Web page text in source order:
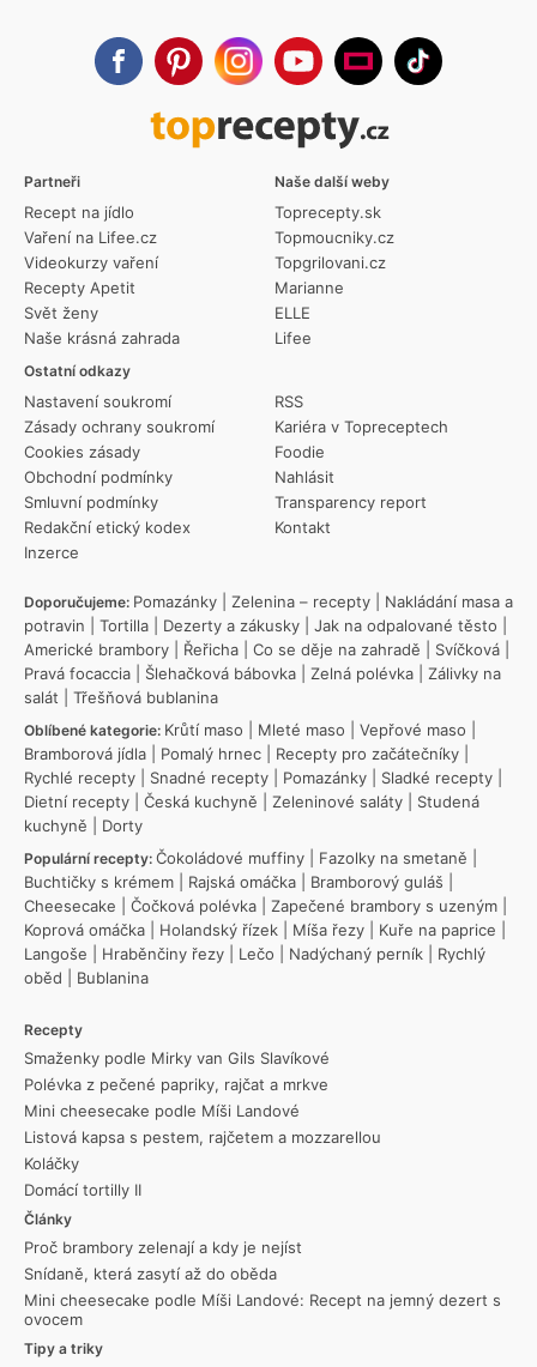
Partneři
Recept na jídlo
Vaření na Lifee.cz
Videokurzy vaření
Recepty Apetit
Svět ženy
Naše krásná zahrada
Ostatní odkazy
Nastavení soukromí
Zásady ochrany soukromí
Cookies zásady
Obchodní podmínky
Smluvní podmínky
Redakční etický kodex
Inzerce
RSS
Kariéra v Topreceptech
Foodie
Nahlásit
Transparency report
Kontakt
Naše další weby
Toprecepty.sk
Topmoucniky.cz
Topgrilovani.cz
Marianne
ELLE
Lifee
Doporučujeme: Pomazánky Zelenina – recepty
Nakládání masa a
potravin
Tortilla Dezerty a zákusky Jak na odpalované těsto
Americké brambory
Řeřicha Co se děje na zahradě Svíčková
Pravá focaccia
Šlehačková bábovka Zelná polévka
Zálivky na
salát
Třešňová bublanina
Oblíbené kategorie: Krůtí maso Mleté maso Vepřové maso
Bramborová jídla
Pomalý hrnec Recepty pro začátečníky
Rychlé recepty
Snadné recepty Pomazánky Sladké recepty
Dietní recepty
Česká kuchyně Zeleninové saláty
Studená
kuchyně
Dorty
Populární recepty: Čokoládové muffiny Fazolky na smetaně
Buchtičky s krémem
Rajská omáčka Bramborový guláš
Cheesecake
Čočková polévka Zapečené brambory s uzeným
Koprová omáčka
Holandský řízek Míša řezy Kuře na paprice
Langoše
Hraběnčiny řezy Lečo Nadýchaný perník
Rychlý
oběd
Bublanina
Recepty
Smaženky podle Mirky van Gils Slavíkové
Polévka z pečené papriky, rajčat a mrkve
Mini cheesecake podle Míši Landové
Listová kapsa s pestem, rajčetem a mozzarellou
Koláčky
Domácí tortilly II
Články
Proč brambory zelenají a kdy je nejíst
Snídaně, která zasytí až do oběda
Mini cheesecake podle Míši Landové: Recept na jemný dezert s
ovocem
Tipy a triky